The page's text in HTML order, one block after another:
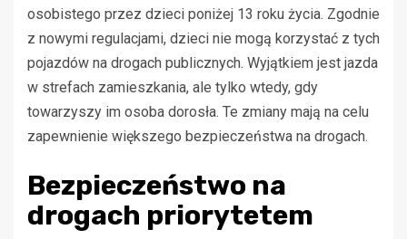
osobistego przez dzieci poniżej 13 roku życia. Zgodnie
z nowymi regulacjami, dzieci nie mogą korzystać z tych
pojazdów na drogach publicznych. Wyjątkiem jest jazda
w strefach zamieszkania, ale tylko wtedy, gdy
towarzyszy im osoba dorosła. Te zmiany mają na celu
zapewnienie większego bezpieczeństwa na drogach.
Bezpieczeństwo na
drogach priorytetem